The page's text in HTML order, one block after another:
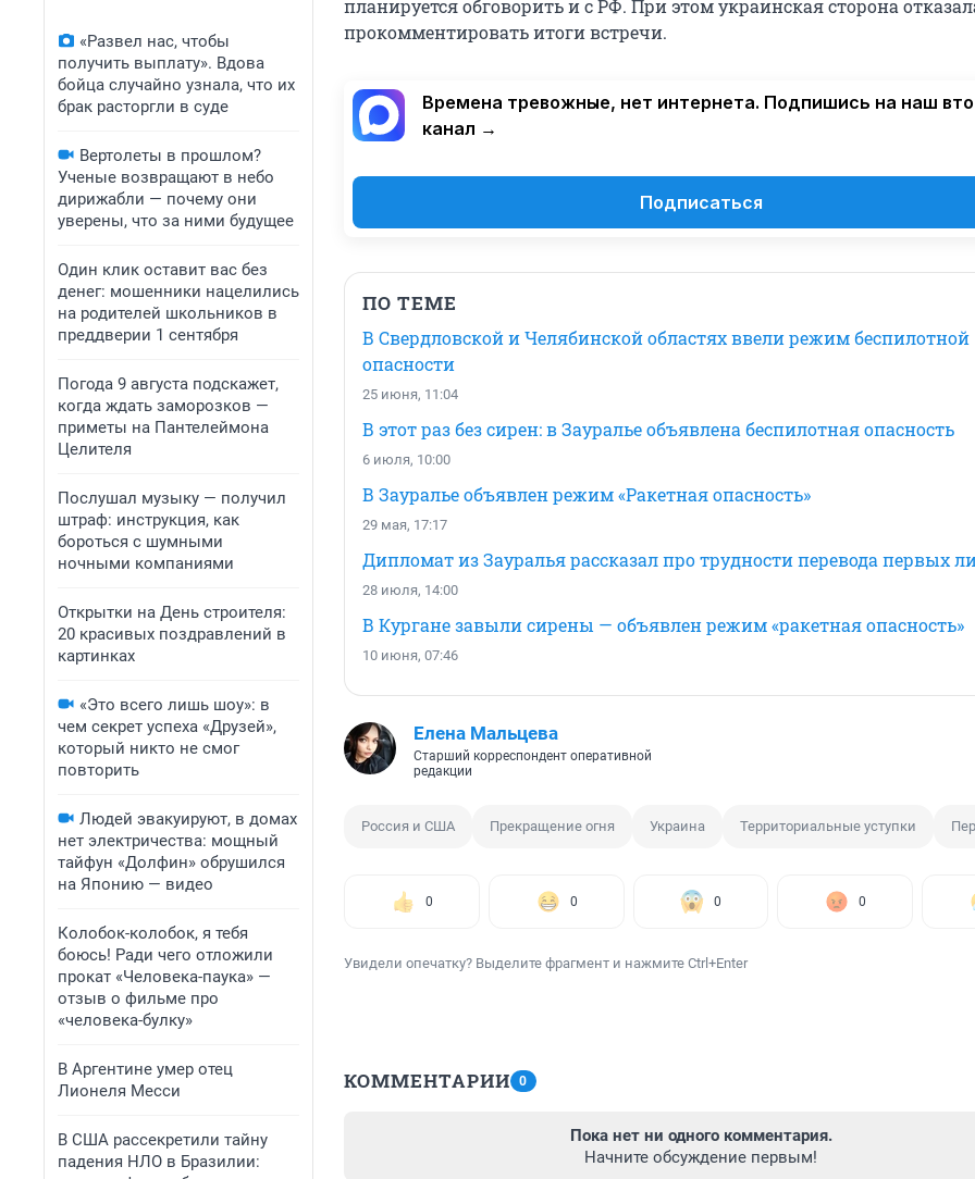
«Развел нас, чтобы
получить выплату». Вдова
бойца случайно узнала, что их
брак расторгли в суде
Вертолеты в прошлом?
Ученые возвращают в небо
дирижабли — почему они
уверены, что за ними будущее
Один клик оставит вас без
денег: мошенники нацелились
на родителей школьников в
преддверии 1 сентября
Погода 9 августа подскажет,
когда ждать заморозков —
приметы на Пантелеймона
Целителя
Послушал музыку — получил
штраф: инструкция, как
бороться с шумными
ночными компаниями
Открытки на День строителя:
20 красивых поздравлений в
картинках
«Это всего лишь шоу»: в
чем секрет успеха «Друзей»,
который никто не смог
повторить
Людей эвакуируют, в домах
нет электричества: мощный
тайфун «Долфин» обрушился
на Японию — видео
Колобок-колобок, я тебя
боюсь! Ради чего отложили
прокат «Человека-паука» —
отзыв о фильме про
«человека-булку»
В Аргентине умер отец
Лионеля Месси
В США рассекретили тайну
падения НЛО в Бразилии:
планируется обговорить и с РФ. При этом украинская сторона
прокомментировать итоги встречи.
Времена тревожные, нет интернета. Подпишись на наш
канал →
Подписаться
ПО ТЕМЕ
В Свердловской и Челябинской областях ввели режим беспилотной
опасности
25 июня, 11:04
В этот раз без сирен: в Зауралье объявлена беспилотная опасность
6 июля, 10:00
В Зауралье объявлен режим «Ракетная опасность»
29 мая, 17:17
Дипломат из Зауралья рассказал про трудности перевода первых
28 июля, 14:00
В Кургане завыли сирены — объявлен режим «ракетная опасность»
10 июня, 07:46
Елена Мальцева
Старший корреспондент оперативной
редакции
Россия и США Прекращение огня Украина Территориальные уступки
0 0 0 0
Увидели опечатку? Выделите фрагмент и нажмите Ctrl+Enter
КОММЕНТАРИИ 0
Пока нет ни одного комментария.
Начните обсуждение первым!